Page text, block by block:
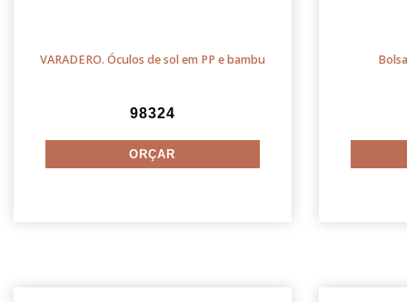
VARADERO. Óculos de sol em PP e bambu
98324